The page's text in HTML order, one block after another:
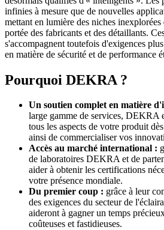
infinies à mesure que de nouvelles
mettant en lumière des niches
portée des fabricants et des détaillants.
s'accompagnent toutefois d'exigences
en matière de sécurité et de performance
Pourquoi DEKRA ?
Un soutien complet en matière
large gamme de services, DEKRA
tous les aspects de votre produit
ainsi de commercialiser vos
Accès au marché international :
de laboratoires DEKRA et de
aider à obtenir les certifications
votre présence mondiale.
Du premier coup : grâce à leur
des exigences du secteur de
aideront à gagner un temps
coûteuses et fastidieuses.